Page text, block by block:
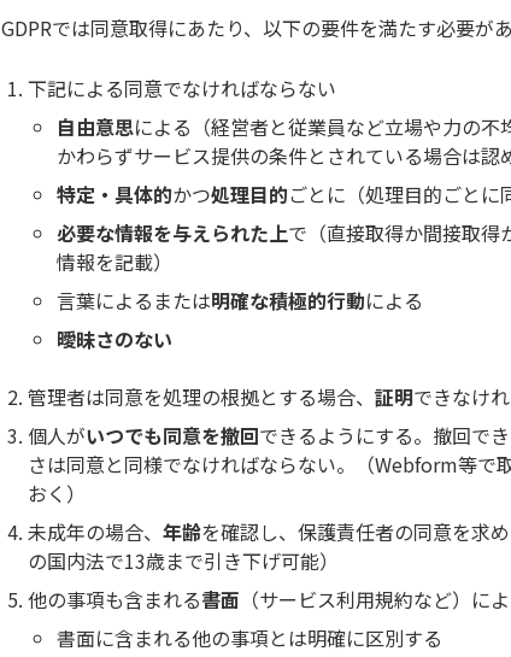
GDPRでは同意取得にあたり、以下の要件を満たす必要があ
下記による同意でなければならない
自由意思による（経営者と従業員など立場や力の
かわらずサービス提供の条件とされている場合は認
特定・具体的かつ処理目的ごとに（処理目的ごとに
必要な情報を与えられた上で（直接取得か間接取得
情報を記載）
言葉によるまたは明確な積極的行動による
曖昧さのない
管理者は同意を処理の根拠とする場合、 証明できなけ
個人がいつでも同意を撤回できるようにする。撤回で
さは同意と同様でなければならない。（Webform等
おく）
未成年の場合、 年齢を確認し、保護責任者の同意を求
の国内法で13歳まで引き下げ可能）
他の事項も含まれる書面 （サービス利用規約など）に
書面に含まれる他の事項とは明確に区別する